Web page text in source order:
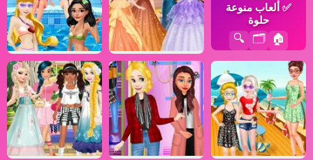
✅ ألعاب منوعة
حلوة
🏠
🗂️
🔍